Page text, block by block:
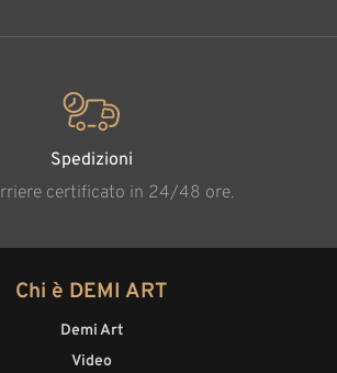
Spedizioni
certificato in 24/48 ore.
Chi è DEMI ART
Demi Art
Video